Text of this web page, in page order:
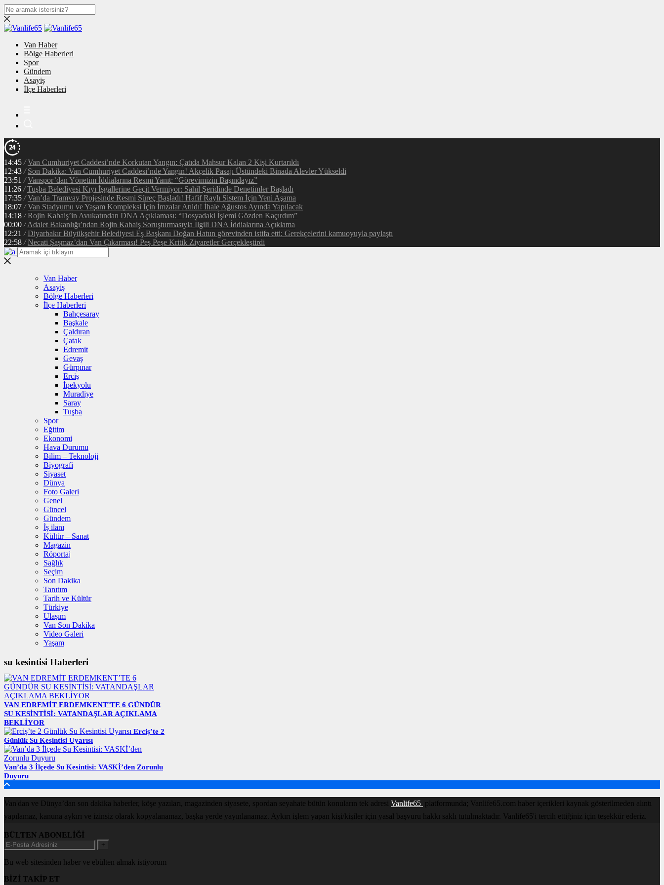
Van Haber
Bölge Haberleri
Spor
Gündem
Asayiş
İlçe Haberleri
14:45 / Van Cumhuriyet Caddesi’nde Korkutan Yangın: Çatıda Mahsur Kalan 2 Kişi Kurtarıldı
12:43 / Son Dakika: Van Cumhuriyet Caddesi’nde Yangın! Akçelik Pasajı Üstündeki Binada Alevler Yükseldi
23:51 / Vanspor’dan Yönetim İddialarına Resmi Yanıt: “Görevimizin Başındayız”
11:26 / Tuşba Belediyesi Kıyı İşgallerine Geçit Vermiyor: Sahil Şeridinde Denetimler Başladı
17:35 / Van’da Tramvay Projesinde Resmi Süreç Başladı! Hafif Raylı Sistem İçin Yeni Aşama
18:07 / Van Stadyumu ve Yaşam Kompleksi İçin İmzalar Atıldı! İhale Ağustos Ayında Yapılacak
14:18 / Rojin Kabaiş’in Avukatından DNA Açıklaması: “Dosyadaki İşlemi Gözden Kaçırdım”
00:00 / Adalet Bakanlığı’ndan Rojin Kabaiş Soruşturmasıyla İlgili DNA İddialarına Açıklama
12:21 / Diyarbakır Büyükşehir Belediyesi Eş Başkanı Doğan Hatun görevinden istifa etti: Gerekçelerini kamuoyuyla paylaştı
22:58 / Necati Şaşmaz’dan Van Çıkarması! Peş Peşe Kritik Ziyaretler Gerçekleştirdi
Van Haber
Asayiş
Bölge Haberleri
İlçe Haberleri
Bahçesaray
Başkale
Çaldıran
Çatak
Edremit
Gevaş
Gürpınar
Erciş
İpekyolu
Muradiye
Saray
Tuşba
Spor
Eğitim
Ekonomi
Hava Durumu
Bilim – Teknoloji
Biyografi
Siyaset
Dünya
Foto Galeri
Genel
Güncel
Gündem
İş ilanı
Kültür – Sanat
Magazin
Röportaj
Sağlık
Seçim
Son Dakika
Tanıtım
Tarih ve Kültür
Türkiye
Ulaşım
Van Son Dakika
Video Galeri
Yaşam
su kesintisi Haberleri
VAN EDREMİT ERDEMKENT’TE 6 GÜNDÜR
SU KESİNTİSİ: VATANDAŞLAR AÇIKLAMA
BEKLİYOR
Erciş’te 2
Günlük Su Kesintisi Uyarısı
Van’da 3 İlçede Su Kesintisi: VASKİ’den Zorunlu
Duyuru
Van'dan ve Dünya’dan son dakika haberler, köşe yazıları, magazinden siyasete, spordan seyahate bütün konuların tek adresi Vanlife65 platformunda; Vanlife65.com haber içerikleri kaynak gösterilmeden alıntı
yapılamaz, kanuna aykırı ve izinsiz olarak kopyalanamaz, başka yerde yayınlanamaz. Aykırı işlem yapan kişi/kişiler için yasal başvuru hakkı saklı tutulmaktadır. Vanlife65'i tercih ettiğiniz için teşekkür ederiz.
BÜLTEN ABONELİĞİ
+
Bu web sitesinden haber ve ebülten almak istiyorum
BİZİ TAKİP ET